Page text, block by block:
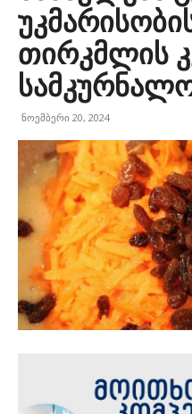
თირკმლის
ნოემბერი 20, 2024